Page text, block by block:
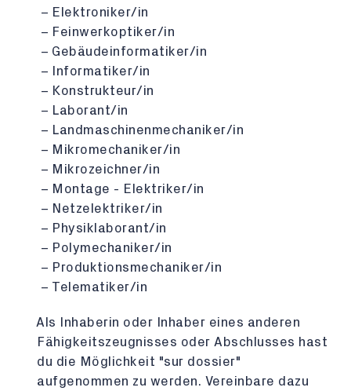
Elektroniker/in
Feinwerkoptiker/in
Gebäudeinformatiker/in
Informatiker/in
Konstrukteur/in
Laborant/in
Landmaschinenmechaniker/in
Mikromechaniker/in
Mikrozeichner/in
Montage - Elektriker/in
Netzelektriker/in
Physiklaborant/in
Polymechaniker/in
Produktionsmechaniker/in
Telematiker/in
Als Inhaberin oder Inhaber eines anderen
Fähigkeitszeugnisses oder Abschlusses hast
du die Möglichkeit "sur dossier"
aufgenommen zu werden. Vereinbare dazu